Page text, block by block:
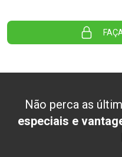
Não perca as
especiais e